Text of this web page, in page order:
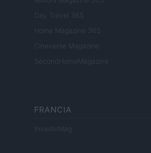
Day Travel 365
Home Magazine 365
Cineverse Magazine
SecondHomeMagazine
FRANCIA
InvestirMag